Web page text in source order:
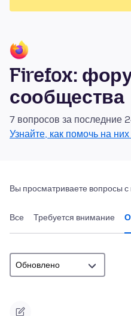
Firefox:
сообщества
7 вопросов за последние
Узнайте, как помочь на них
Вы просматриваете вопросы с
Все Требуется внимание